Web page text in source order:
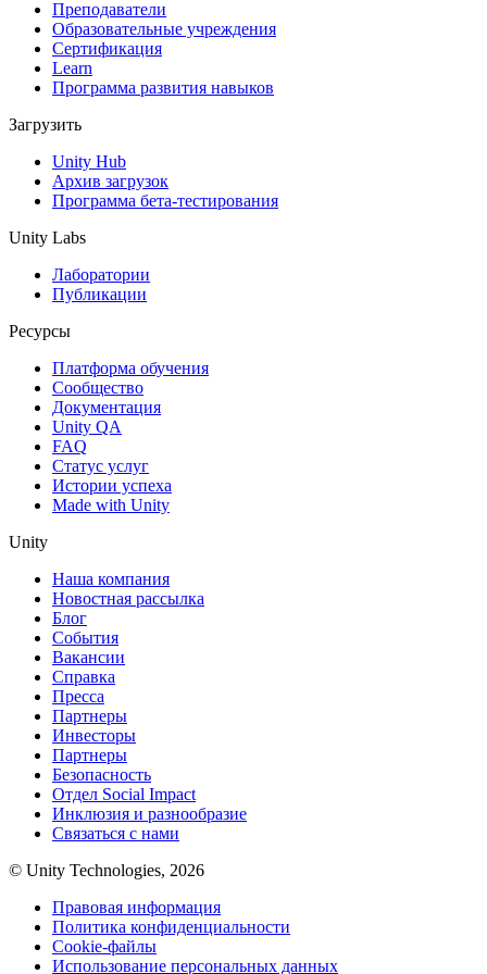
XR-игры
Запускайте XR-игры на разных платформах
Многопользовательские игры
Упрощенное создание многопользовательских игр
Преподаватели
Образовательные учреждения
Сертификация
Learn
Программа развития навыков
Загрузить
Unity Hub
Архив загрузок
Программа бета-тестирования
Unity Labs
Лаборатории
Публикации
Ресурсы
Платформа обучения
Сообщество
Документация
Unity QA
FAQ
Статус услуг
Истории успеха
Made with Unity
Unity
Наша компания
Новостная рассылка
Блог
События
Вакансии
Справка
Пресса
Партнеры
Инвесторы
Партнеры
Безопасность
Отдел Social Impact
Инклюзия и разнообразие
Связаться с нами
© Unity Technologies, 2026
Правовая информация
Политика конфиденциальности
Cookie-файлы
Использование персональных данных